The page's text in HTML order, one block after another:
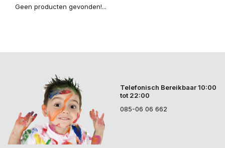
Geen producten gevonden!...
Telefonisch Bereikbaar 10:00
tot 22:00
085-06 06 662